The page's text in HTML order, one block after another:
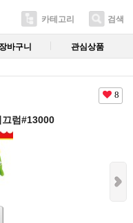
카테고리 검색
장바구니 관심상품
8
끄럼#13000